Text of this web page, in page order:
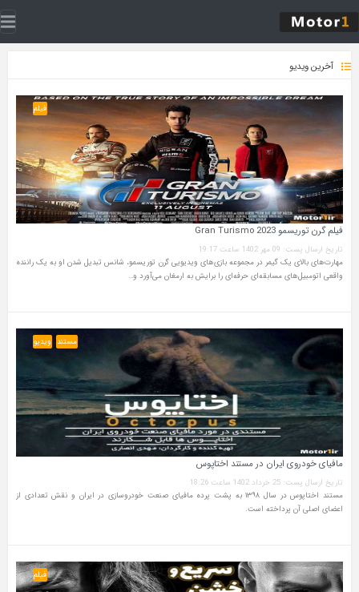
آخرین ویدیو
فیلم
فیلم گرن توریسمو Gran Turismo 2023
تاریخ ارسال پست: 09 مهر 1402 ساعت 19:17
مهارت‌های بالای یک گیمر در مجموعه بازی‌های ویدیویی گرن توریسمو، شانس تبدیل شدن او به یک راننده
واقعی اتومبیل‌های مسابقه‌ای حرفه‌ای را برایش به ارمغان می‌آورد و…
مستند ویدیو
مافیای خودروی ایران در مستند اختاپوس
تاریخ ارسال پست: 25 خرداد 1402 ساعت 18:26
مستند اختاپوس در سال ۱۳۹۸ به پشت پرده مافیای صنعت خودروسازی در ایران و نقش تعدادی از
اعضای اصلی آن پرداخته است.
فیلم